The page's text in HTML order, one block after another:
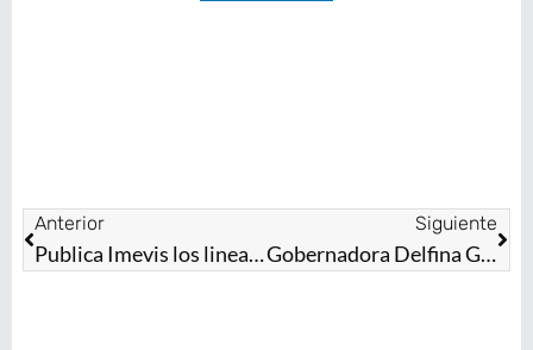
Anterior
Publica Imevis los lineamientos para obtener un título de propiedad o posesión
Siguiente
Gobernadora Delfina Gómez Álvarez instala Mesa de Coordinación para la Construcción de la Paz en Ixtapan de la Sal